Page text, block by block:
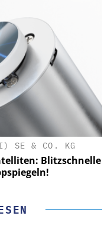
SE & CO. KG
Blitzschnelle